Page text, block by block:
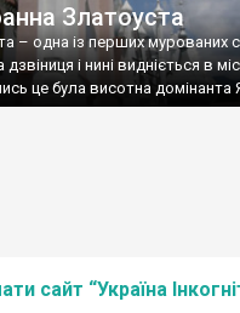
Златоуста
– одна із перших мурованих
і нині видніється в
це була висотна домінанта
сайт “Україна